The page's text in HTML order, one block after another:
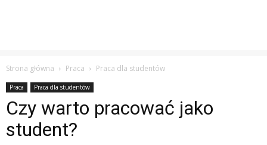
Strona główna Praca Praca dla studentów
Praca Praca dla studentów
Czy warto pracować jako
student?